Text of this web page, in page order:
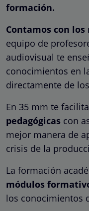
formación.
Contamos con
equipo de
audiovisual te
conocimientos en
directamente de
En 35 mm te
pedagógicas con
mejor manera de
crisis de la
La formación
módulos
los conocimientos